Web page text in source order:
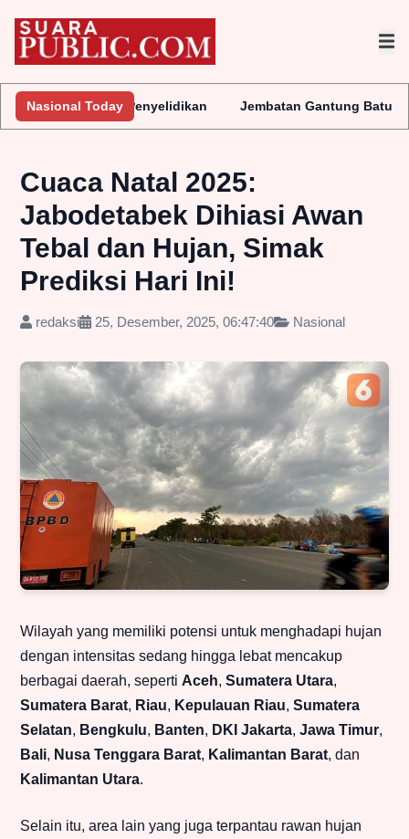
Nasional Today
Penyelidikan Jembatan Gantung Batu Pepe Rp10
Cuaca Natal 2025:
Jabodetabek Dihiasi Awan
Tebal dan Hujan, Simak
Prediksi Hari Ini!
redaksi 25, Desember, 2025, 06:47:40 Nasional
Wilayah yang memiliki potensi untuk menghadapi hujan
dengan intensitas sedang hingga lebat mencakup
berbagai daerah, seperti Aceh, Sumatera Utara,
Sumatera Barat, Riau, Kepulauan Riau, Sumatera
Selatan, Bengkulu, Banten, DKI Jakarta, Jawa Timur,
Bali, Nusa Tenggara Barat, Kalimantan Barat, dan
Kalimantan Utara.
Selain itu, area lain yang juga terpantau rawan hujan